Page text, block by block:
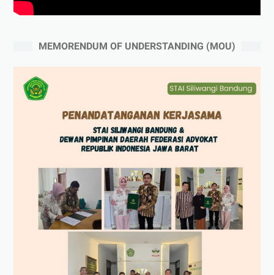
MEMORENDUM OF UNDERSTANDING (MOU)